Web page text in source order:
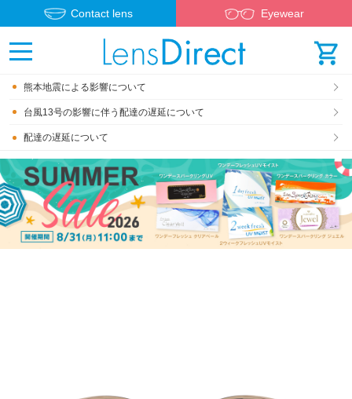
Contact lens Eyewear
熊本地震による影響について
台風13号の影響に伴う配達の遅延について
配達の遅延について